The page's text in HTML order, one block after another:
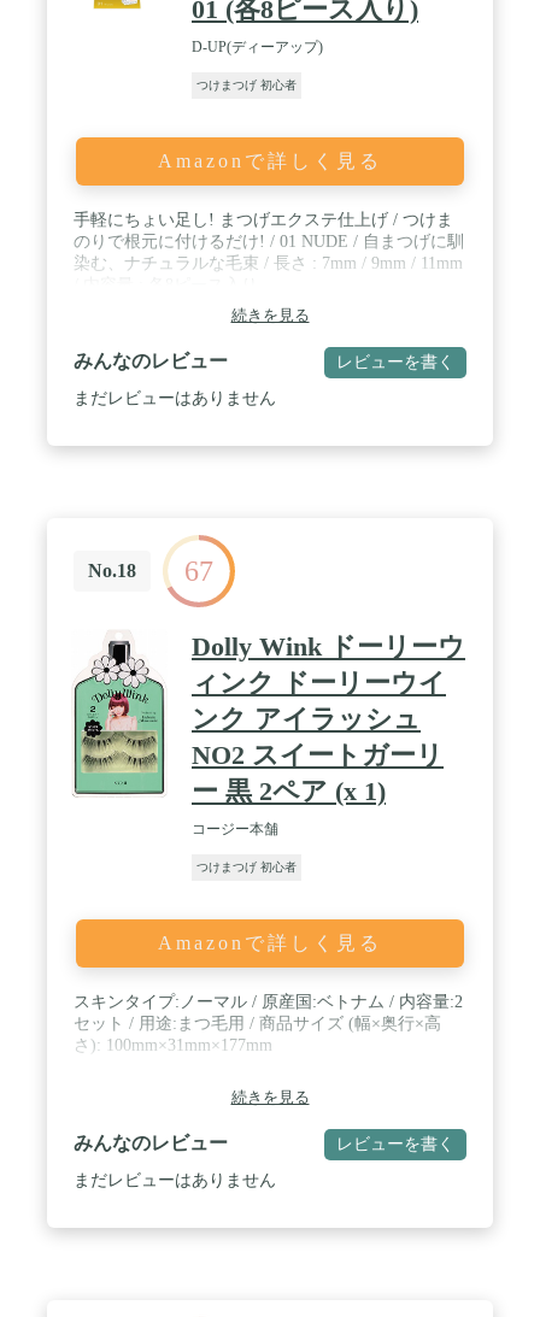
01 (各8ピース入り)
D-UP(ディーアップ)
つけまつげ 初心者
Amazonで詳しく見る
手軽にちょい足し! まつげエクステ仕上げ / つけま
のりで根元に付けるだけ! / 01 NUDE / 自まつげに馴
染む、ナチュラルな毛束 / 長さ : 7mm / 9mm / 11mm
続きを見る
みんなのレビュー レビューを書く
まだレビューはありません
No.18 67
Dolly Wink ドーリーウ
ィンク ドーリーウイ
ンク アイラッシュ
NO2 スイートガーリ
ー 黒 2ペア (x 1)
コージー本舗
つけまつげ 初心者
Amazonで詳しく見る
スキンタイプ:ノーマル / 原産国:ベトナム / 内容量:2
セット / 用途:まつ毛用 / 商品サイズ (幅×奥行×高
さ): 100mm×31mm×177mm
続きを見る
みんなのレビュー レビューを書く
まだレビューはありません